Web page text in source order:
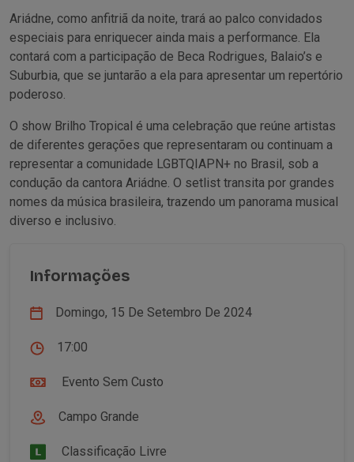
Ariádne, como anfitriã da noite, trará ao palco convidados
especiais para enriquecer ainda mais a performance. Ela
contará com a participação de Beca Rodrigues, Balaio’s e
Suburbia, que se juntarão a ela para apresentar um repertório
poderoso.
O show Brilho Tropical é uma celebração que reúne artistas
de diferentes gerações que representaram ou continuam a
representar a comunidade LGBTQIAPN+ no Brasil, sob a
condução da cantora Ariádne. O setlist transita por grandes
nomes da música brasileira, trazendo um panorama musical
diverso e inclusivo.
Informações
Domingo, 15 De Setembro De 2024
17:00
Evento Sem Custo
Campo Grande
Classificação Livre